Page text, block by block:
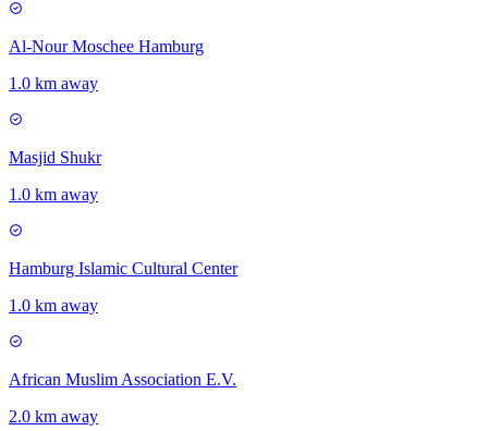
Al-Nour Moschee Hamburg
1.0 km away
Masjid Shukr
1.0 km away
Hamburg Islamic Cultural Center
1.0 km away
African Muslim Association E.V.
2.0 km away